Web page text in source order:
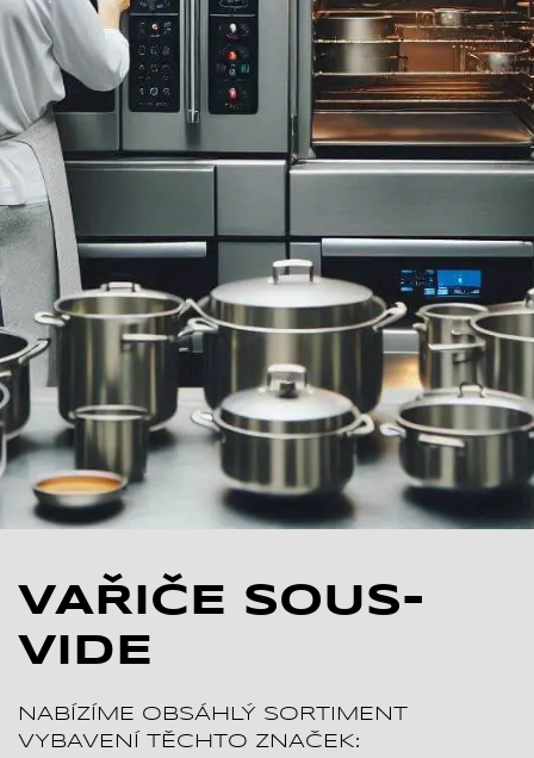
VAŘIČE SOUS-
VIDE
NABÍZÍME OBSÁHLÝ SORTIMENT
VYBAVENÍ TĚCHTO ZNAČEK: